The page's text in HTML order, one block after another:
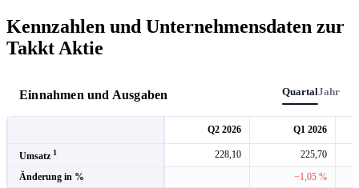
Kennzahlen und Unternehmensdaten zur
Takkt Aktie
Einnahmen und Ausgaben QuartalJahr
Q2 2026 Q1 2026
Umsatz 1 228,10
225,70
Änderung in %
−1,05 %